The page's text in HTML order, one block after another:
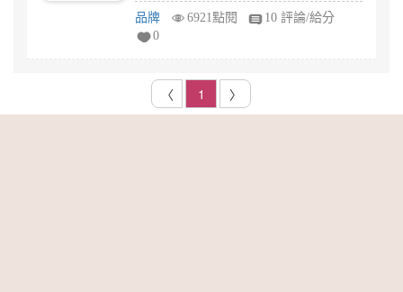
品牌
6921點閱
10 評論/給分
0
〈 1 〉